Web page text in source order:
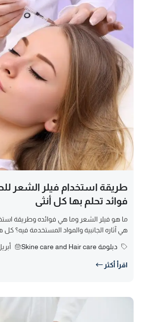
فوائد تحلم بها كل أنثى
ما هو فيلر الشعر وما هي فوائده وطريقة
هي آثاره الجانبية والمواد المستخدمة فيه؟ كل
دبلومة Skine care and Hair care أبريل 30,
اقرأ أكثر